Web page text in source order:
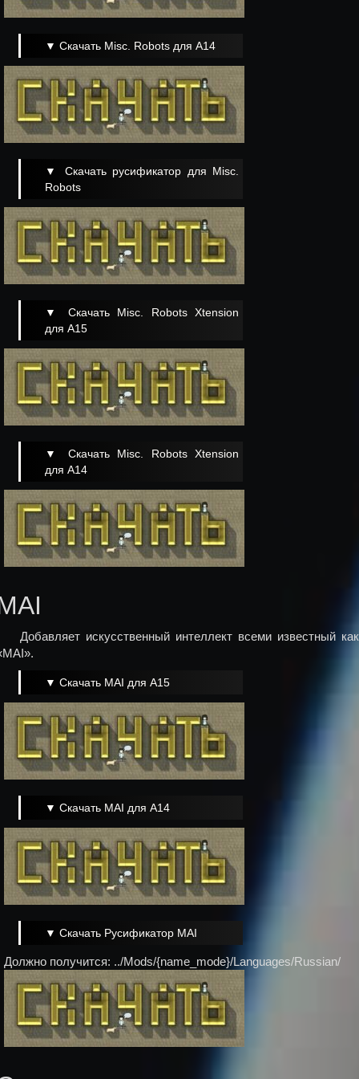
▼ Скачать Misc. Robots для A14
▼ Скачать русификатор для Misc.
Robots
▼ Скачать Misc. Robots Xtension
для A15
▼ Скачать Misc. Robots Xtension
для A14
Добавляет искусственный интеллект всеми известный как
▼ Скачать MAI для A15
▼ Скачать MAI для A14
▼ Скачать Русификатор MAI
Должно получится: ../Mods/{name_mode}/Languages/Russian/